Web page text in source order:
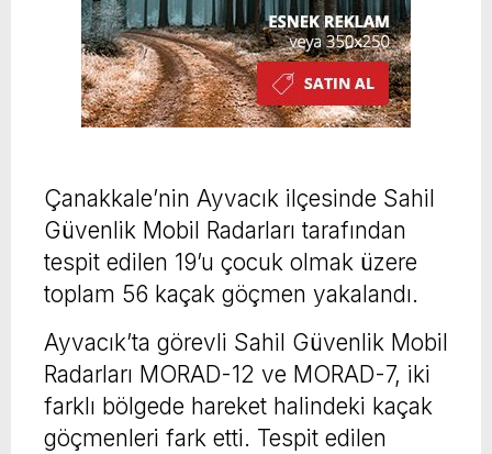
Çanakkale’nin Ayvacık ilçesinde Sahil
Güvenlik Mobil Radarları tarafından
tespit edilen 19’u çocuk olmak üzere
toplam 56 kaçak göçmen yakalandı.
Ayvacık’ta görevli Sahil Güvenlik Mobil
Radarları MORAD-12 ve MORAD-7, iki
farklı bölgede hareket halindeki kaçak
göçmenleri fark etti. Tespit edilen